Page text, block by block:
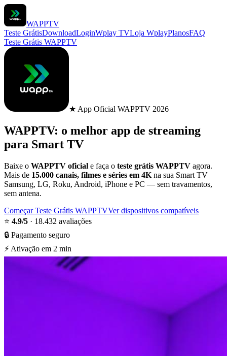
WAPPTV
Teste GrátisDownloadLoginWplay TVLoja WplayPlanosFAQ
Teste Grátis WAPPTV
★ App Oficial WAPPTV 2026
WAPPTV: o melhor app de streaming
para Smart TV
Baixe o WAPPTV oficial e faça o teste grátis WAPPTV agora.
Mais de 15.000 canais, filmes e séries em 4K na sua Smart TV
Samsung, LG, Roku, Android, iPhone e PC — sem travamentos,
sem antena.
Começar Teste Grátis WAPPTVVer dispositivos compatíveis
⭐ 4.9/5 · 18.432 avaliações
🔒 Pagamento seguro
⚡ Ativação em 2 min